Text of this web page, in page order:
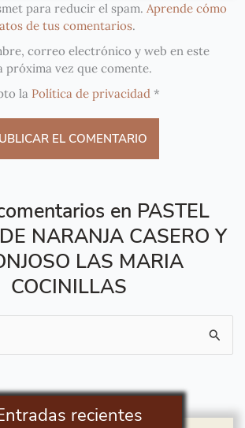
para reducir el spam. Aprende cómo
de tus comentarios.
correo electrónico y web en este
próxima vez que comente.
la Política de privacidad *
en PASTEL
NARANJA CASERO Y
LAS MARIA
COCINILLAS
recientes